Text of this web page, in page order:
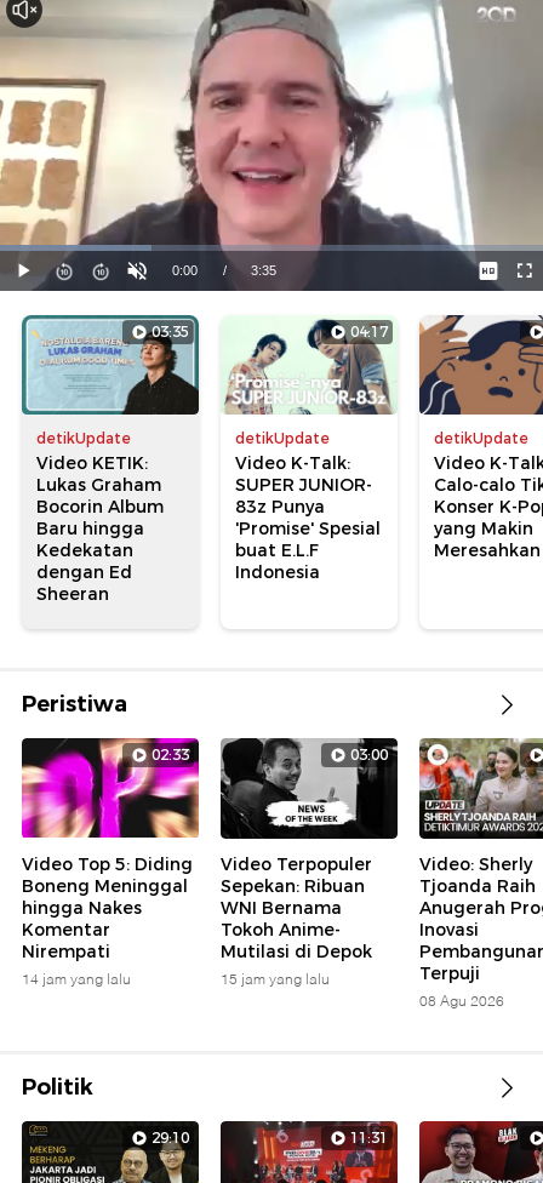
03:35
detikUpdate
Video KETIK:
Lukas Graham
Bocorin Album
Baru hingga
Kedekatan
dengan Ed
Sheeran
04:17
detikUpdate
Video K-Talk:
SUPER JUNIOR-
83z Punya
'Promise' Spesial
buat E.L.F
Indonesia
detikUpdate
Video K-
Calo-calo
Konser K-
yang Makin
Meresahkan
Peristiwa
02:33
Video Top 5: Diding
Boneng Meninggal
hingga Nakes
Komentar
Nirempati
14 jam yang lalu
03:00
Video Terpopuler
Sepekan: Ribuan
WNI Bernama
Tokoh Anime-
Mutilasi di Depok
15 jam yang lalu
Video: Sherly
Tjoanda Raih
Anugerah
Inovasi
Terpuji
08 Agu 2026
Politik
29:10 11:31